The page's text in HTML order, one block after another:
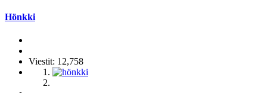
Hönkki
Viestit: 12,758